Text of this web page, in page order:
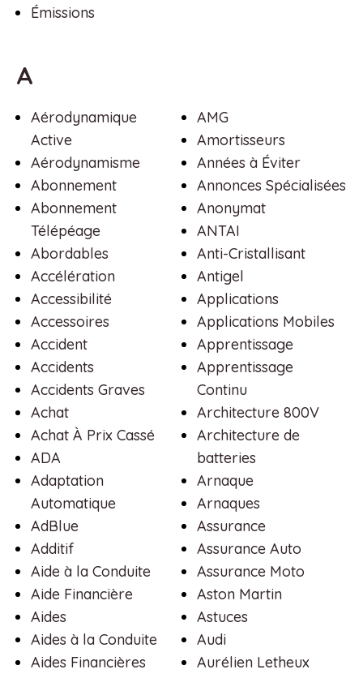
Émissions
A
Aérodynamique
Active
Aérodynamisme
Abonnement
Abonnement
Télépéage
Abordables
Accélération
Accessibilité
Accessoires
Accident
Accidents
Accidents Graves
Achat
Achat À Prix Cassé
ADA
Adaptation
Automatique
AdBlue
Additif
Aide à la Conduite
Aide Financière
Aides
Aides à la Conduite
Aides Financières
AMG
Amortisseurs
Années à Éviter
Annonces Spécialisées
Anonymat
ANTAI
Anti-Cristallisant
Antigel
Applications
Applications Mobiles
Apprentissage
Apprentissage
Continu
Architecture 800V
Architecture de
batteries
Arnaque
Arnaques
Assurance
Assurance Auto
Assurance Moto
Aston Martin
Astuces
Audi
Aurélien Letheux